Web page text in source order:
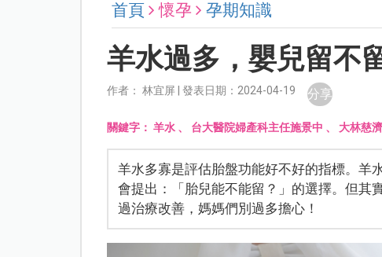
首頁 懷孕 孕期知識
羊水過多，嬰兒留不
作者： 林宜屏 | 發表日期：2024-04-19 分享
關鍵字：羊水 、 台大醫院婦產科主任施景中 、 大林慈
羊水多寡是評估胎盤功能好不好的指標。羊
會提出：「胎兒能不能留？」的選擇。但其
過治療改善，媽媽們別過多擔心！